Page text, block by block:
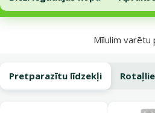
Uz lapas sākumu
Mīlulim varētu
Pretparazītu līdzekļi